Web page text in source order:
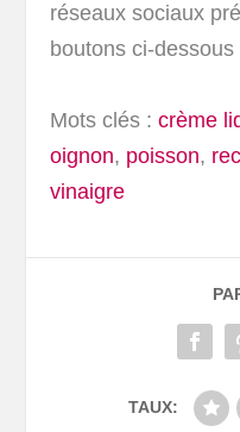
réseaux sociaux
boutons ci-dessous
Mots clés : crème
oignon, poisson,
vinaigre
TAUX: